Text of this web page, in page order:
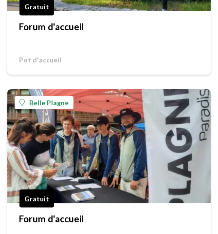
Gratuit
Forum d'accueil
Pot d'accueil
Belle Plagne
Gratuit
Forum d'accueil